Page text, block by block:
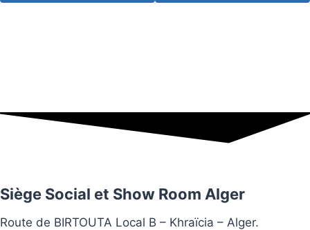
Siège Social et Show Room Alger
Route de BIRTOUTA Local B – Khraïcia – Alger.